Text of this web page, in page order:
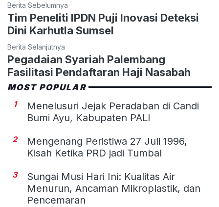
Berita Sebelumnya
Tim Peneliti IPDN Puji Inovasi Deteksi
Dini Karhutla Sumsel
Berita Selanjutnya
Pegadaian Syariah Palembang
Fasilitasi Pendaftaran Haji Nasabah
MOST POPULAR
1
Menelusuri Jejak Peradaban di Candi
Bumi Ayu, Kabupaten PALI
2
Mengenang Peristiwa 27 Juli 1996,
Kisah Ketika PRD jadi Tumbal
3
Sungai Musi Hari Ini: Kualitas Air
Menurun, Ancaman Mikroplastik, dan
Pencemaran